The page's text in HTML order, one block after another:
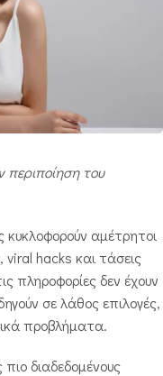
περιποίηση του
αμέτρητοι
hacks και τάσεις
πληροφορίες δεν έχουν
σε λάθος επιλογές,
προβλήματα.
διαδεδομένους